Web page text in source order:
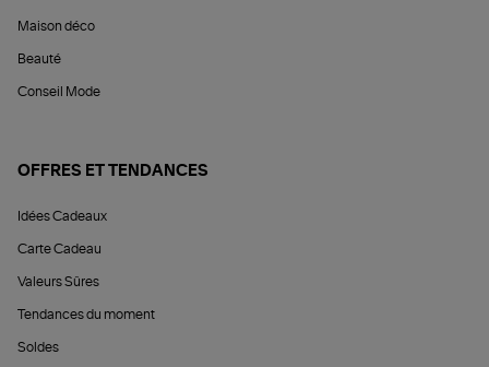
Maison déco
Beauté
Conseil Mode
OFFRES ET TENDANCES
Idées Cadeaux
Carte Cadeau
Valeurs Sûres
Tendances du moment
Soldes